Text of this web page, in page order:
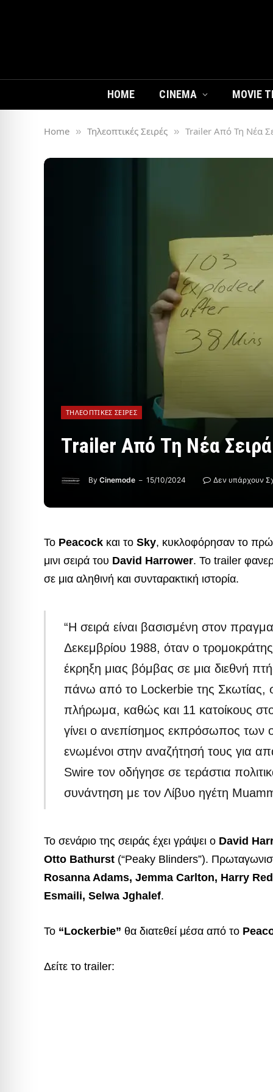
HOME CINEMA MOVIE
Home » Τηλεοπτικές Σειρές » Trailer Από Τη Νέα
ΤΗΛΕΟΠΤΙΚΈΣ ΣΕΙΡΈΣ
Trailer Από Τη Νέα
By Cinemode 15/10/2024 Δεν υπάρχουν
Το Peacock και το Sky, κυκλοφόρησαν το
μινι σειρά του David Harrower. Το trailer
σε μια αληθινή και συνταρακτική ιστορία.
“Η σειρά είναι βασισμένη στον
Δεκεμβρίου 1988, όταν ο
έκρηξη μιας βόμβας σε μια διεθνή
πάνω από το Lockerbie της Σκωτίας,
πλήρωμα, καθώς και 11 κατοίκους
γίνει ο ανεπίσημος εκπρόσωπος των
ενωμένοι στην αναζήτησή τους για
Swire τον οδήγησε σε τεράστια
συνάντηση με τον Λίβυο ηγέτη
Το σενάριο της σειράς έχει γράψει ο David
Otto Bathurst (“Peaky Blinders”).
Rosanna Adams, Jemma Carlton, Harry
Esmaili, Selwa Jghalef.
Το “Lockerbie” θα διατεθεί μέσα από το
Δείτε το trailer: